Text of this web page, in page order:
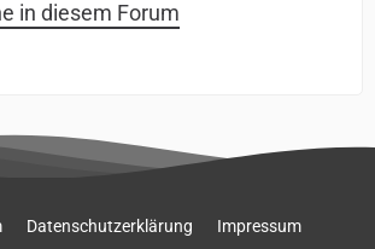
in diesem Forum
Datenschutzerklärung Impressum